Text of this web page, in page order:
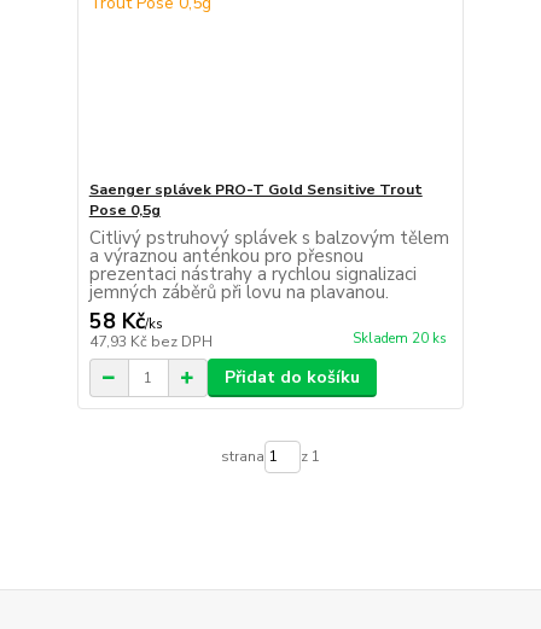
Saenger splávek PRO-T Gold Sensitive Trout
Pose 0,5g
Citlivý pstruhový splávek s balzovým tělem
a výraznou anténkou pro přesnou
prezentaci nástrahy a rychlou signalizaci
jemných záběrů při lovu na plavanou.
58 Kč/ks
47,93 Kč bez DPH Skladem 20 ks
Přidat do košíku
strana z 1